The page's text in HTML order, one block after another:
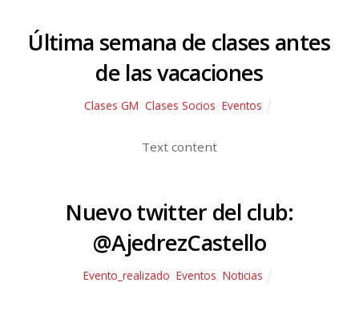
Última semana de clases antes
de las vacaciones
Clases GM Clases Socios Eventos
Text content
Nuevo twitter del club:
@AjedrezCastello
Evento_realizado Eventos Noticias